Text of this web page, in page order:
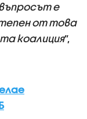
е
от това
коалиция”,